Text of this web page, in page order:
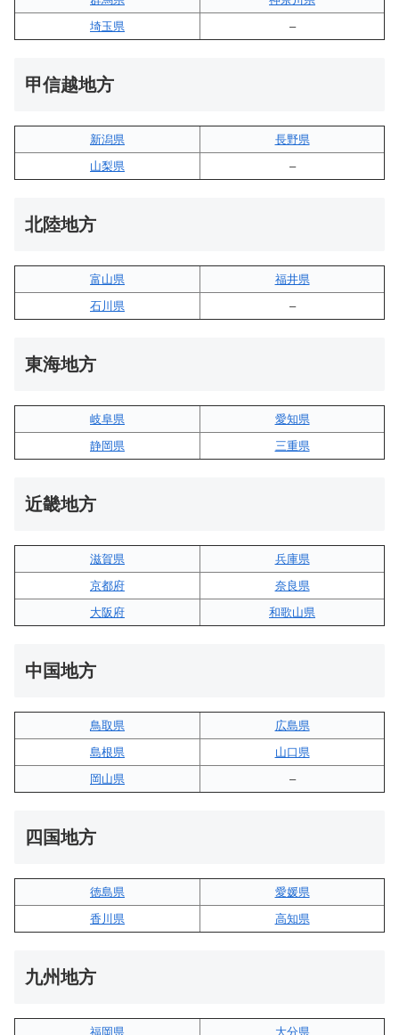
埼玉県
–
甲信越地方
新潟県
長野県
山梨県
–
北陸地方
富山県
福井県
石川県
–
東海地方
岐阜県
愛知県
静岡県
三重県
近畿地方
滋賀県
兵庫県
京都府
奈良県
大阪府
和歌山県
中国地方
鳥取県
広島県
島根県
山口県
岡山県
–
四国地方
徳島県
愛媛県
香川県
高知県
九州地方
福岡県 大分県